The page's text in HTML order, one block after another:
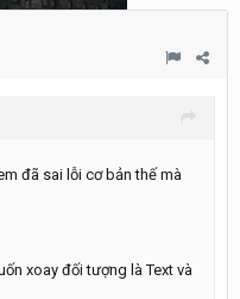
đã sai lỗi cơ bản thế mà
xoay đối tượng là Text và